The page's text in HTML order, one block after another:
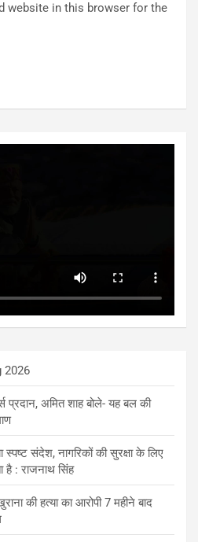
website in this browser for the
2026
प्रदान, अमित शाह बोले- यह बल की
संदेश, नागरिकों की सुरक्षा के लिए
है : राजनाथ सिंह
की हत्या का आरोपी 7 महीने बाद